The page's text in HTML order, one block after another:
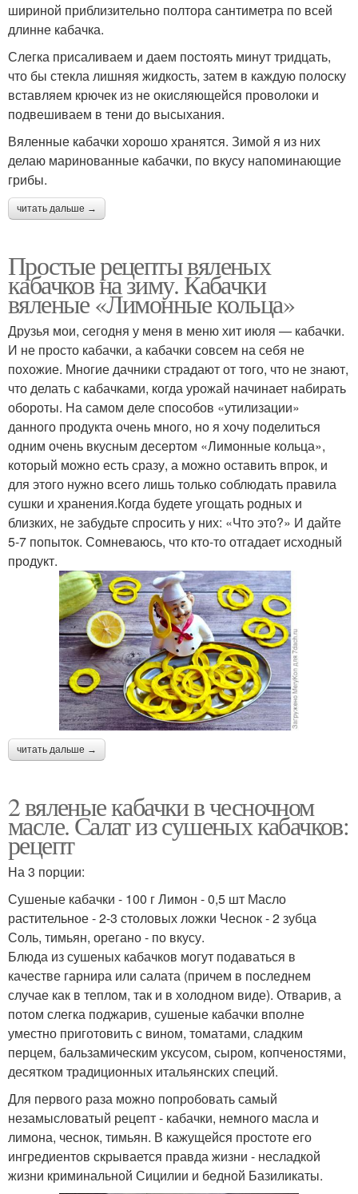
шириной приблизительно полтора сантиметра по всей
длинне кабачка.
Слегка присаливаем и даем постоять минут тридцать,
что бы стекла лишняя жидкость, затем в каждую полоску
вставляем крючек из не окисляющейся проволоки и
подвешиваем в тени до высыхания.
Вяленные кабачки хорошо хранятся. Зимой я из них
делаю маринованные кабачки, по вкусу напоминающие
грибы.
читать дальше →
Простые рецепты вяленых
кабачков на зиму. Кабачки
вяленые «Лимонные кольца»
Друзья мои, сегодня у меня в меню хит июля — кабачки.
И не просто кабачки, а кабачки совсем на себя не
похожие. Многие дачники страдают от того, что не знают,
что делать с кабачками, когда урожай начинает набирать
обороты. На самом деле способов «утилизации»
данного продукта очень много, но я хочу поделиться
одним очень вкусным десертом «Лимонные кольца»,
который можно есть сразу, а можно оставить впрок, и
для этого нужно всего лишь только соблюдать правила
сушки и хранения.Когда будете угощать родных и
близких, не забудьте спросить у них: «Что это?» И дайте
5-7 попыток. Сомневаюсь, что кто-то отгадает исходный
продукт.
читать дальше →
2 вяленые кабачки в чесночном
масле. Салат из сушеных кабачков:
рецепт
На 3 порции:
Сушеные кабачки - 100 г Лимон - 0,5 шт Масло
растительное - 2-3 столовых ложки Чеснок - 2 зубца
Соль, тимьян, орегано - по вкусу.
Блюда из сушеных кабачков могут подаваться в
качестве гарнира или салата (причем в последнем
случае как в теплом, так и в холодном виде). Отварив, а
потом слегка поджарив, сушеные кабачки вполне
уместно приготовить с вином, томатами, сладким
перцем, бальзамическим уксусом, сыром, копченостями,
десятком традиционных итальянских специй.
Для первого раза можно попробовать самый
незамысловатый рецепт - кабачки, немного масла и
лимона, чеснок, тимьян. В кажущейся простоте его
ингредиентов скрывается правда жизни - несладкой
жизни криминальной Сицилии и бедной Базиликаты.